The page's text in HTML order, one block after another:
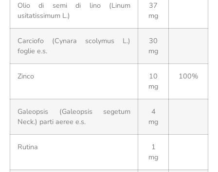
Olio di semi di lino (Linum
usitatissimum L.)
37
mg
Carciofo (Cynara scolymus L.)
foglie e.s.
30
mg
Zinco
10
mg
100%
Galeopsis (Galeopsis segetum
Neck.) parti aeree e.s.
4
mg
Rutina
1
mg